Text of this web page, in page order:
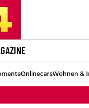
OnlinecarsWohnen &